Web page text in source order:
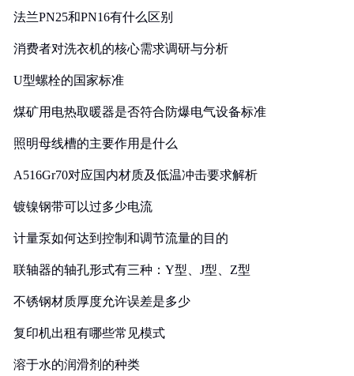
法兰PN25和PN16有什么区别
消费者对洗衣机的核心需求调研与分析
U型螺栓的国家标准
煤矿用电热取暖器是否符合防爆电气设备标准
照明母线槽的主要作用是什么
A516Gr70对应国内材质及低温冲击要求解析
镀镍钢带可以过多少电流
计量泵如何达到控制和调节流量的目的
联轴器的轴孔形式有三种：Y型、J型、Z型
不锈钢材质厚度允许误差是多少
复印机出租有哪些常见模式
溶于水的润滑剂的种类